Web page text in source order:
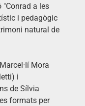
"Conrad a les
i pedagògic
natural de
Mora
i
de Sílvia
formats per